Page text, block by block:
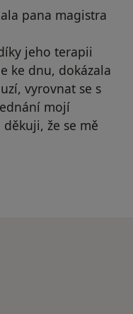
pana magistra
jeho terapii
ke dnu, dokázala
vyrovnat se s
mojí
že se mě